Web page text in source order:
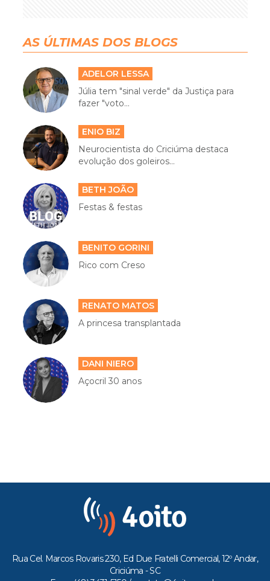
AS ÚLTIMAS DOS BLOGS
ADELOR LESSA
Júlia tem "sinal verde" da Justiça para
fazer "voto...
ENIO BIZ
Neurocientista do Criciúma destaca
evolução dos goleiros...
BETH JOÃO
Festas & festas
BENITO GORINI
Rico com Creso
RENATO MATOS
A princesa transplantada
DANI NIERO
Açocril 30 anos
Rua Cel. Marcos Rovaris 230, Ed Due Fratelli Comercial, 12º Andar,
Criciúma - SC